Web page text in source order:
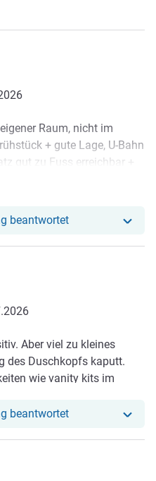
haben, das Hotel
Haben dann für uns als
und sind dort
ein
einmal im Hotel
auswärts etwas
war, sind Ihre Mitarbeiter.
Ein herzliches
4.0/5
Raum, nicht im
+ gute Lage, U-Bahn
gut zu Fuss erreichbar +
Am ersten
der Schlange auf einen
früher aufgestanden (8.00
kurz warten - Das WC
beantwortetUnser Hotel hat
3.5/5
Aber viel zu kleines
des Duschkopfs kaputt.
wie vanity kits im
an Fahrzügen zu lang.
beantwortetUnser Hotel hat
4.5/5